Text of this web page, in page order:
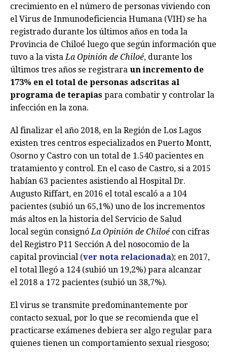
crecimiento en el número de personas viviendo con
el Virus de Inmunodeficiencia Humana (VIH) se ha
registrado durante los últimos años en toda la
Provincia de Chiloé luego que según información que
tuvo a la vistaLa Opinión de Chiloé, durante los
últimos tres años se registrara un incremento de
173% en el total de personas adscritas al
programa de terapias para combatir y controlar la
infección en la zona.
Al finalizar el año 2018, en la Región de Los Lagos
existen tres centros especializados en Puerto Montt,
Osorno y Castro con un total de 1.540 pacientes en
tratamiento y control. En el caso de Castro, si a 2015
habían 63 pacientes asistiendo al Hospital Dr.
Augusto Riffart, en 2016 el total escaló a a 104
pacientes (subió un 65,1%) uno de los incrementos
más altos en la historia del Servicio de Salud
local según consignóLa Opinión de Chiloé con cifras
del Registro P11 Sección A del nosocomio de la
capital provincial (ver nota relacionada); en 2017,
el total llegó a 124 (subió un 19,2%) para alcanzar
el 2018 a 172 pacientes (subió un 38,7%).
El virus se transmite predominantemente por
contacto sexual, por lo que se recomienda que el
practicarse exámenes debiera ser algo regular para
quienes tienen un comportamiento sexual riesgoso;